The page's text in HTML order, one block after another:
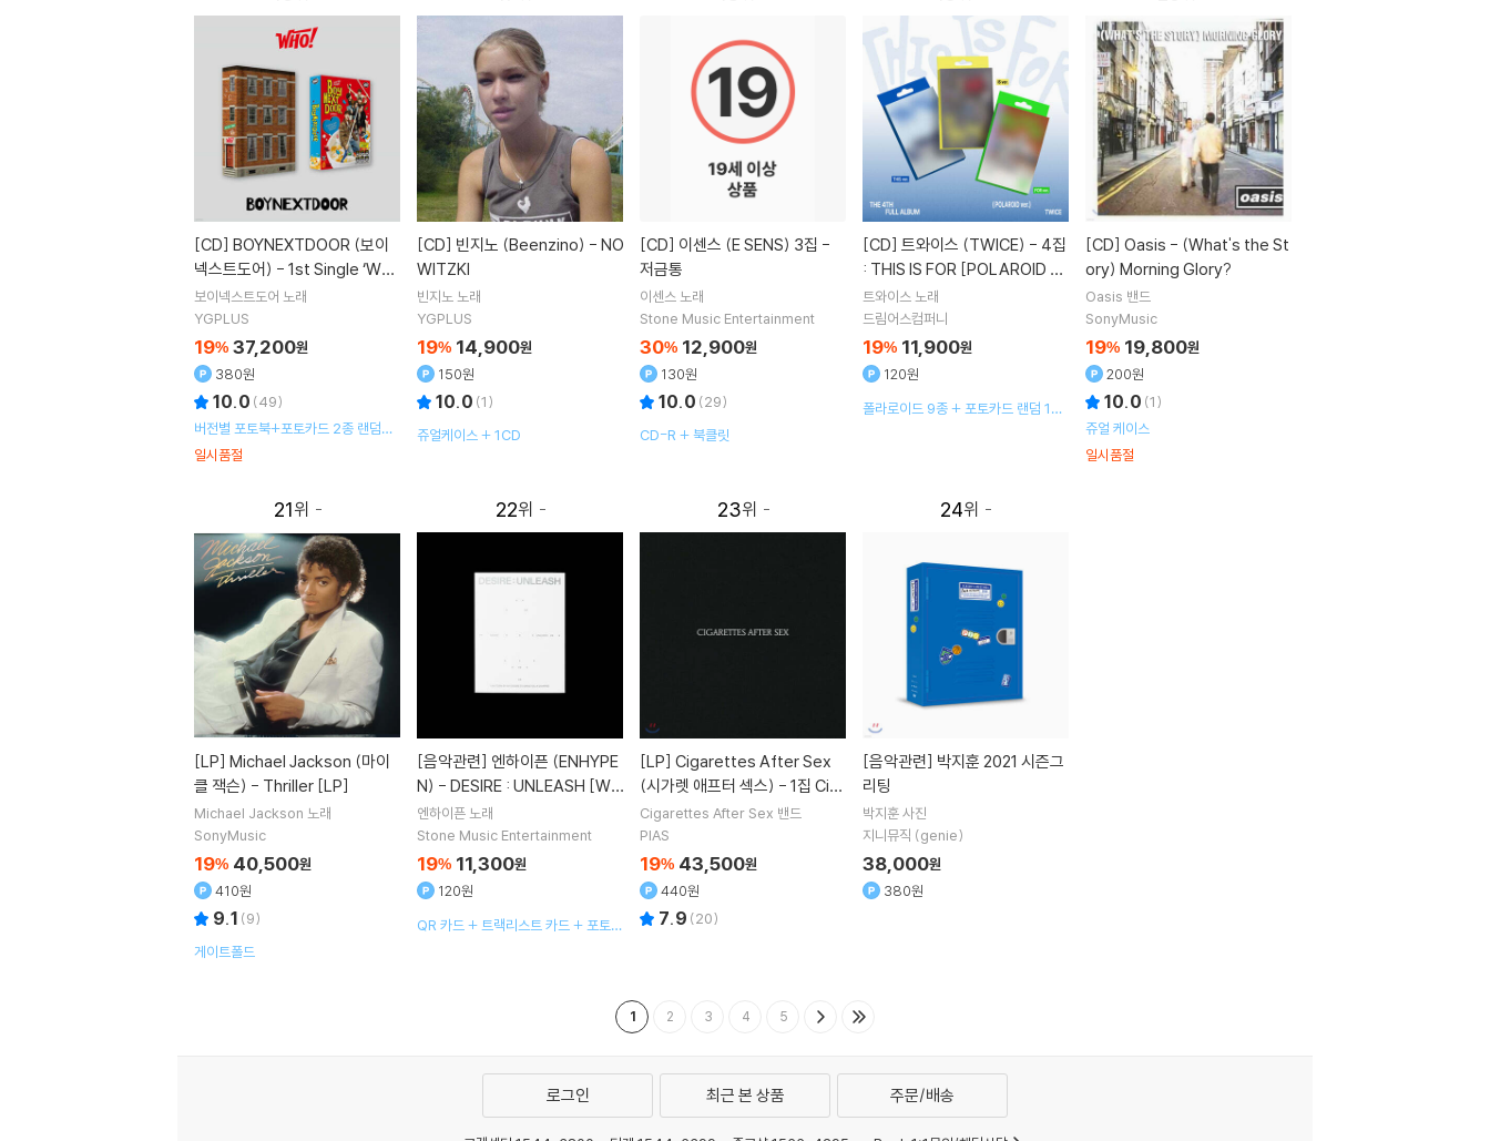
[CD]
넥스트도어) - 1st Single ‘WH
O!’ [2종 SET]
보이넥스트도어 노래
YGPLUS
19% 37,200원
380원
10.0 (49)
버전별 포토북+포토카드 2종 랜덤
+엽서 1종 랜덤/종이 비행기 편지 세
일시품절
[CD]
WITZKI
빈지노 노래
YGPLUS
19% 14,900원
150원
10.0 (1)
쥬얼케이스 + 1CD
[CD]
저금통
이센스 노래
Stone Music Entertainment
30% 12,900원
130원
10.0 (29)
CD-R + 북클릿
[CD]
: THIS IS FOR [POLAROID ve
r.][3종 중 랜덤 발송]
트와이스 노래
드림어스컴퍼니
19% 11,900원
120원
폴라로이드 9종 + 포토카드 랜덤 1종
[CD]
ory) Morning Glory?
Oasis 밴드
SonyMusic
19% 19,800원
200원
10.0 (1)
쥬얼 케이스
일시품절
21
[LP]
클 잭슨) - Thriller [LP]
Michael Jackson 노래
SonyMusic
19% 40,500원
410원
9.1 (9)
게이트폴드
22
[음악관련]
N) - DESIRE : UNLEASH [We
verse Albums ver.]
엔하이픈 노래
Stone Music Entertainment
19% 11,300원
120원
QR 카드 + 트랙리스트 카드 + 포토카
23
[LP]
(시가렛 애프터 섹스) - 1집 Cig
arettes After Sex [LP]
Cigarettes After Sex 밴드
PIAS
19% 43,500원
440원
7.9 (20)
24
[음악관련]
리팅
박지훈사진
지니뮤직 (genie)
38,000원
380원
1 2 3 4 5
로그인 최근 본 상품 주문/배송